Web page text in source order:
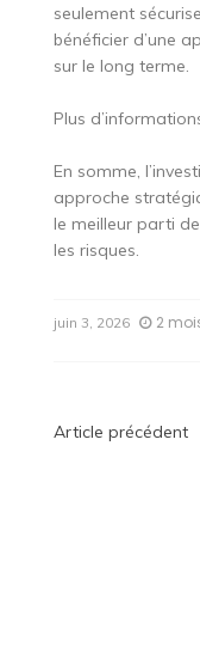
seulement
bénéficier d’une
sur le long terme.
Plus
En somme,
approche
le meilleur parti
les risques.
juin 3, 2026 2
Article précédent